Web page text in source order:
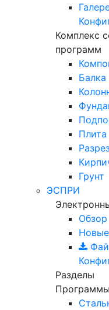
Комплекс
программ
Балка
Плита
Грунт
ЭСПРИ
Обзор
Разделы
Программы